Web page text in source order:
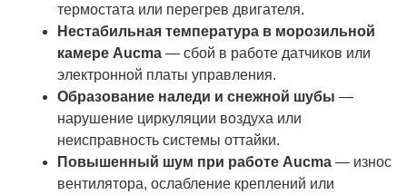
термостата или перегрев двигателя.
Нестабильная температура в морозильной
камере Aucma — сбой в работе датчиков или
электронной платы управления.
Образование наледи и снежной шубы —
нарушение циркуляции воздуха или
неисправность системы оттайки.
Повышенный шум при работе Aucma — износ
вентилятора, ослабление креплений или